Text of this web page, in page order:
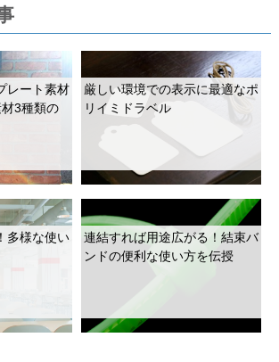
レート素材
3種類の
厳しい環境での表示に最適なポ
リイミドラベル
多様な使い
連結すれば用途広がる！結束バ
ンドの便利な使い方を伝授